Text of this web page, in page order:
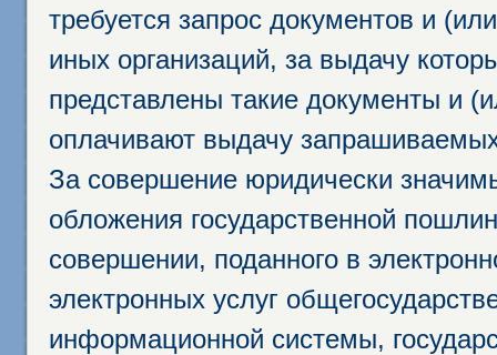
требуется запрос документов и
иных организаций, за выдачу
представлены такие документы и
оплачивают выдачу
За совершение юридически
обложения государственной
совершении, поданного в
электронных услуг
информационной системы,